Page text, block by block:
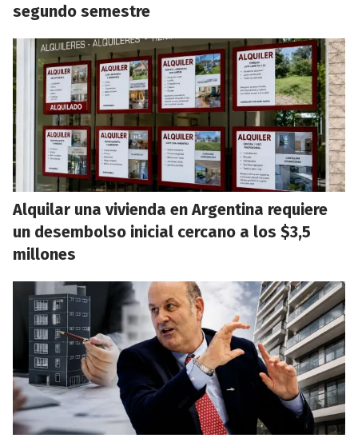
segundo semestre
Alquilar una vivienda en Argentina requiere
un desembolso inicial cercano a los $3,5
millones